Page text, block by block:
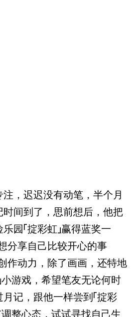
，迟迟没有动笔，半个月
间到了，思前想后，他把
园「掟彩虹」赢得蓝奖一
分享自己比较开心的事
作动力，除了画画，还特地
小游戏，希望笔友无论何时
记，跟他一样尝到「掟彩
调整心态，试试寻找自己生